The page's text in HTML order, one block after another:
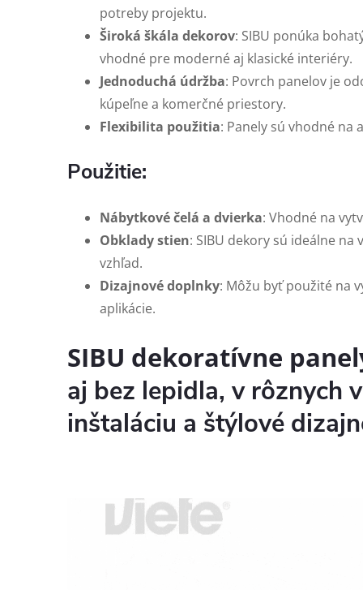
potreby projektu.
Široká škála dekorov: SIBU ponúka
vhodné pre moderné aj klasické interiéry.
Jednoduchá údržba: Povrch panelov je
kúpeľne a komerčné priestory.
Flexibilita použitia: Panely sú vhodné na
Použitie:
Nábytkové čelá a dvierka: Vhodné na
Obklady stien: SIBU dekory sú ideálne
vzhľad.
Dizajnové doplnky: Môžu byť použité na
aplikácie.
SIBU dekoratívne
aj bez lepidla, v rôznych
inštaláciu a štýlové